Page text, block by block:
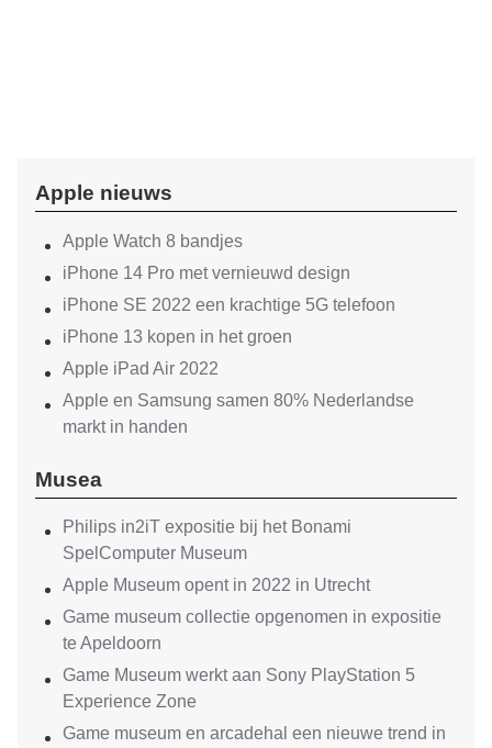
Apple nieuws
Apple Watch 8 bandjes
iPhone 14 Pro met vernieuwd design
iPhone SE 2022 een krachtige 5G telefoon
iPhone 13 kopen in het groen
Apple iPad Air 2022
Apple en Samsung samen 80% Nederlandse
markt in handen
Musea
Philips in2iT expositie bij het Bonami
SpelComputer Museum
Apple Museum opent in 2022 in Utrecht
Game museum collectie opgenomen in expositie
te Apeldoorn
Game Museum werkt aan Sony PlayStation 5
Experience Zone
Game museum en arcadehal een nieuwe trend in